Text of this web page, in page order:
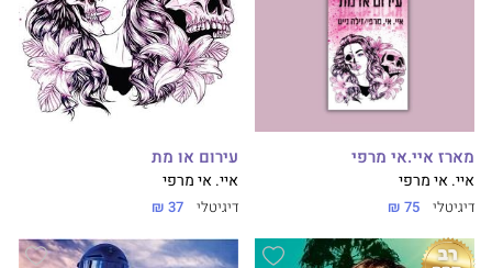
מארז איי.אי מרפי
איי. אי מרפי
דיגיטלי 75 ₪
עירום או מת
איי. אי מרפי
דיגיטלי 37 ₪